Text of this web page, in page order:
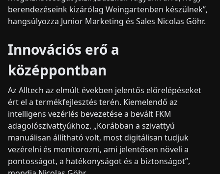
berendezéseink kizárólag Weingartenben készülnek”,
hangsúlyozza Junior Marketing és Sales Nicolas Göhr.
Innovációs erő a
középpontban
Az Alltech az elmúlt években jelentős előrelépéseket
ért el a termékfejlesztés terén. Kiemelendő az
intelligens vezérlés bevezetése a bevált FKM
adagolószivattyúkhoz. „Korábban a szivattyú
manuálisan állítható volt, most digitálisan tudjuk
vezérelni és monitorozni, ami jelentősen növeli a
pontosságot, a hatékonyságot és a biztonságot”,